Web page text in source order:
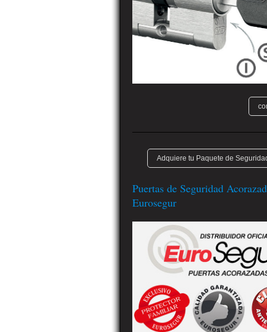
Adquiere tu Paquete de
Puertas de Seguridad
Eurosegur